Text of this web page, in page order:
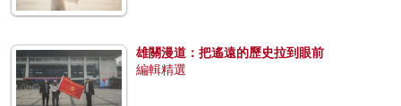
雄關漫道：把遙遠的歷史拉到眼前
編輯精選